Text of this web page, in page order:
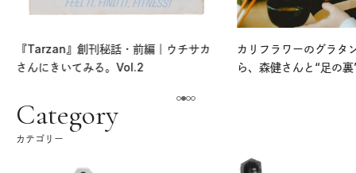
『Tarzan』創刊秘話・前編｜ウチサカ
さんにきいてみる。Vol.2
カリフラワーのグラタ
ら、森健さんと“足の
Category
カテゴリー